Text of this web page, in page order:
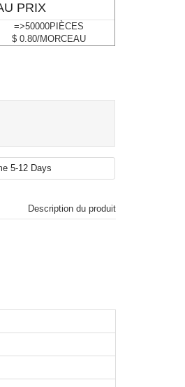
PRIX
=>50000PIÈCES
$ 0.80/MORCEAU
Description du produit